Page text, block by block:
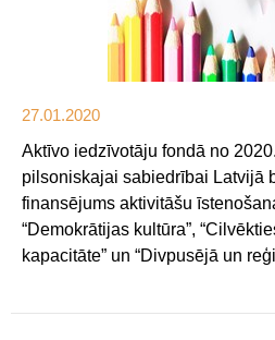
27.01.2020
Aktīvo iedzīvotāju fondā no
pilsoniskajai sabiedrībai Latvijā
finansējums aktivitāšu
“Demokrātijas kultūra”,
kapacitāte” un “Divpusējā un